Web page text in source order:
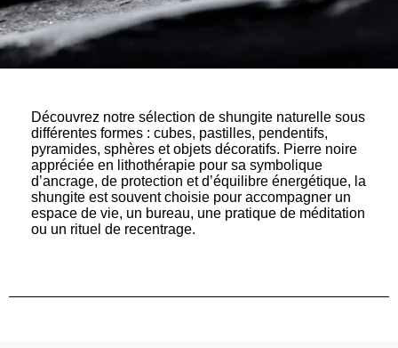
Découvrez notre sélection de shungite naturelle sous
différentes formes : cubes, pastilles, pendentifs,
pyramides, sphères et objets décoratifs. Pierre noire
appréciée en lithothérapie pour sa symbolique
d’ancrage, de protection et d’équilibre énergétique, la
shungite est souvent choisie pour accompagner un
espace de vie, un bureau, une pratique de méditation
ou un rituel de recentrage.